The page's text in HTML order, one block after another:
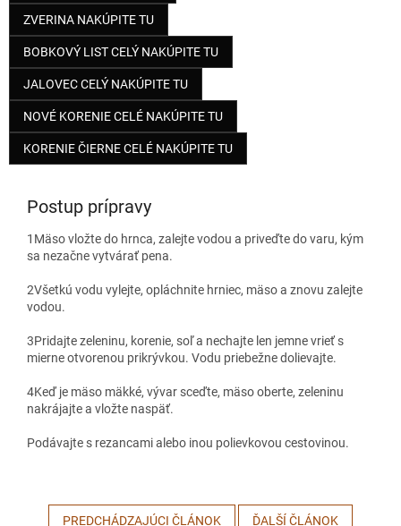
ZVERINA NAKÚPITE TU
BOBKOVÝ LIST CELÝ NAKÚPITE TU
JALOVEC CELÝ NAKÚPITE TU
NOVÉ KORENIE CELÉ NAKÚPITE TU
KORENIE ČIERNE CELÉ NAKÚPITE TU
Postup prípravy
1 Mäso vložte do hrnca, zalejte vodou a priveďte do varu, kým
sa nezačne vytvárať pena.
2Všetkú vodu vylejte, opláchnite hrniec, mäso a znovu zalejte
vodou.
3Pridajte zeleninu, korenie, soľ a nechajte len jemne vrieť s
mierne otvorenou prikrývkou. Vodu priebežne dolievajte.
4Keď je mäso mäkké, vývar sceďte, mäso oberte, zeleninu
nakrájajte a vložte naspäť.
Podávajte s rezancami alebo inou polievkovou cestovinou.
PREDCHÁDZAJÚCI ČLÁNOK ĎALŠÍ ČLÁNOK